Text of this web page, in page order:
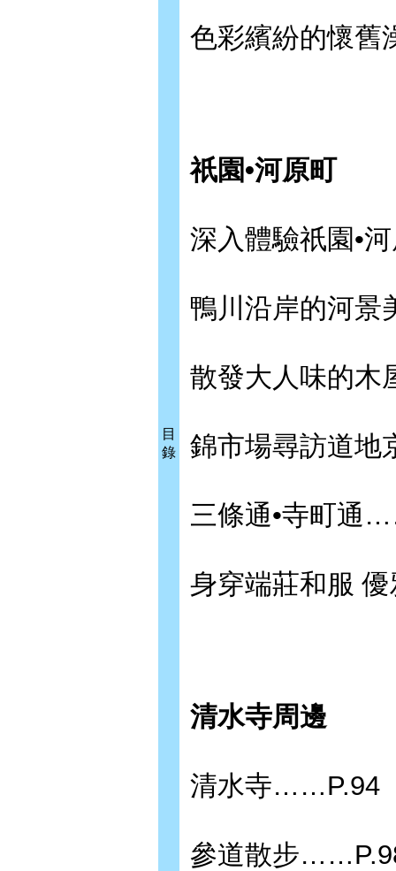
目
錄
色彩繽紛的懷
祇園•河原町
深入體驗祇園•
鴨川沿岸的河
散發大人味的
錦市場尋訪道
三條通•寺町通
身穿端莊和服
清水寺周邊
清水寺……P.94
參道散步